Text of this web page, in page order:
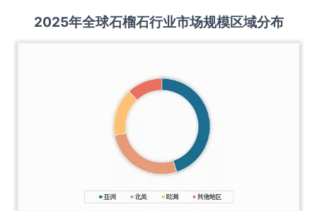
2025年全球石榴石行业市场规模区域分布